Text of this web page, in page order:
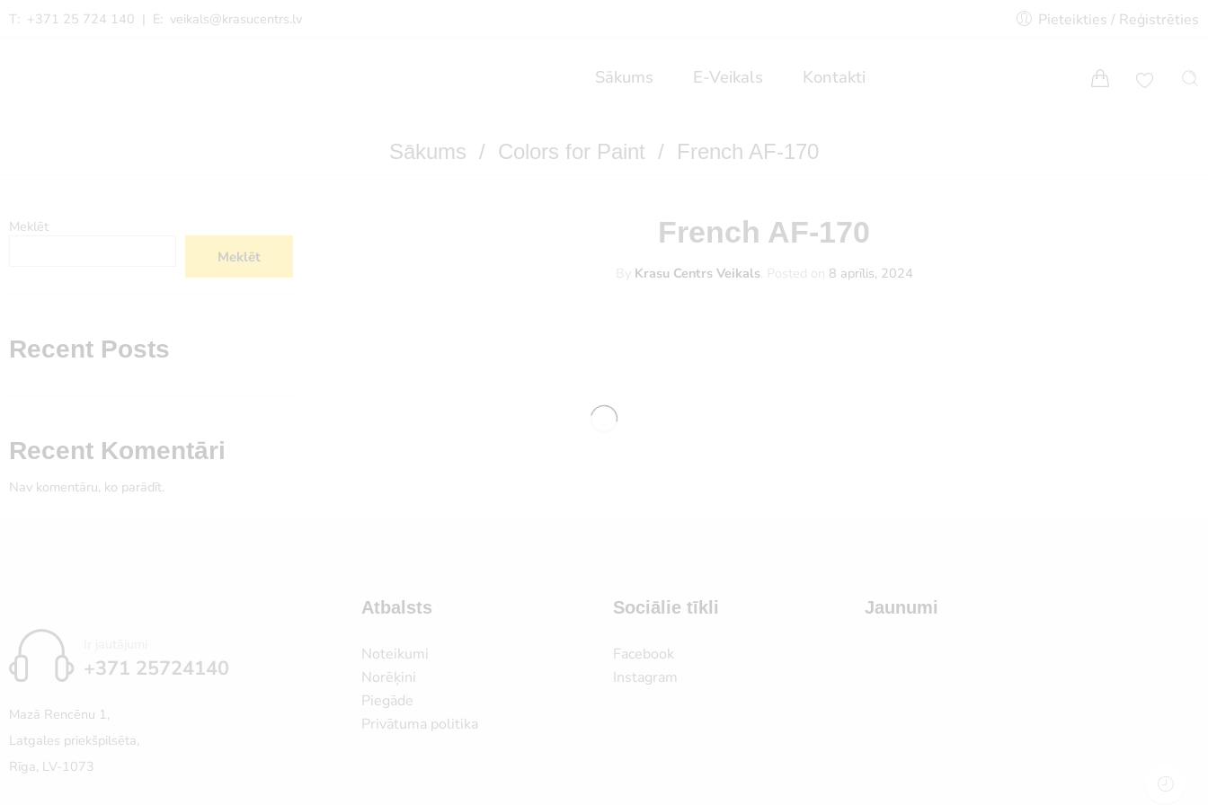
T: +371 25 724 140 | E: veikals@krasucentrs.lv Pieteikties / Reģistrēties
Sākums E-Veikals Kontakti
Sākums / Colors for Paint / French AF-170
French AF-170
By Krasu Centrs Veikals. Posted on 8 aprīlis, 2024
Meklēt
Meklēt
Recent Posts
Recent Komentāri
Nav komentāru, ko parādīt.
+371 25724140
Mazā Rencēnu 1,
Latgales priekšpilsēta,
Rīga, LV-1073
Atbalsts
Noteikumi
Norēķini
Piegāde
Privātuma politika
Sociālie tīkli
Facebook
Instagram
Jaunumi